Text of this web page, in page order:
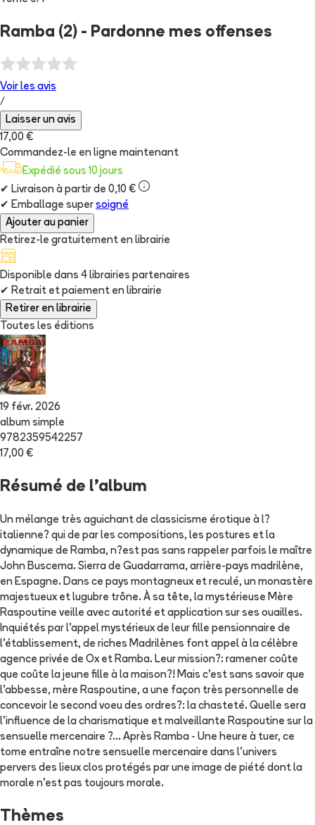
Ramba (2) - Pardonne mes offenses
Voir les avis
/
Laisser un avis
17,00 €
Commandez-le en ligne maintenant
Expédié sous 10 jours
✔ Livraison à partir de 0,10 €
✔ Emballage super soigné
Ajouter au panier
Retirez-le gratuitement en librairie
Disponible dans 4 librairies partenaires
✔ Retrait et paiement en librairie
Retirer en librairie
Toutes les éditions
19 févr. 2026
album simple
9782359542257
17,00 €
Résumé de l'album
Un mélange très aguichant de classicisme érotique à l?
italienne? qui de par les compositions, les postures et la
dynamique de Ramba, n?est pas sans rappeler parfois le maître
John Buscema. Sierra de Guadarrama, arrière-pays madrilène,
en Espagne. Dans ce pays montagneux et reculé, un monastère
majestueux et lugubre trône. À sa tête, la mystérieuse Mère
Raspoutine veille avec autorité et application sur ses ouailles.
Inquiétés par l'appel mystérieux de leur fille pensionnaire de
l'établissement, de riches Madrilènes font appel à la célèbre
agence privée de Ox et Ramba. Leur mission?: ramener coûte
que coûte la jeune fille à la maison?! Mais c'est sans savoir que
l'abbesse, mère Raspoutine, a une façon très personnelle de
concevoir le second voeu des ordres?: la chasteté. Quelle sera
l'influence de la charismatique et malveillante Raspoutine sur la
sensuelle mercenaire ?... Après Ramba - Une heure à tuer, ce
tome entraîne notre sensuelle mercenaire dans l'univers
pervers des lieux clos protégés par une image de piété dont la
morale n'est pas toujours morale.
Thèmes